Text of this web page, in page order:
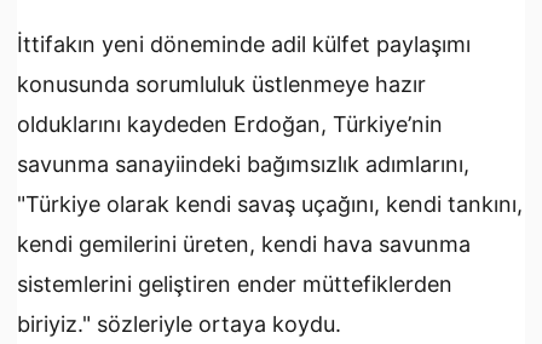
İttifakın yeni döneminde adil külfet paylaşımı
konusunda sorumluluk üstlenmeye hazır
olduklarını kaydeden Erdoğan, Türkiye’nin
savunma sanayiindeki bağımsızlık adımlarını,
"Türkiye olarak kendi savaş uçağını, kendi tankını,
kendi gemilerini üreten, kendi hava savunma
sistemlerini geliştiren ender müttefiklerden
biriyiz." sözleriyle ortaya koydu.